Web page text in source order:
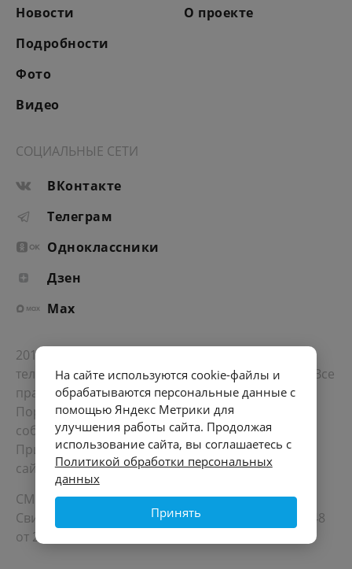
Новости
Подробности
Фото
Видео
О проекте
СОЦИАЛЬНЫЕ СЕТИ
ВКонтакте
Телеграм
Одноклассники
Дзен
Max
2012-2026 © Портал «Электронное интернет-
телевидение правительства Санкт-Петербурга». Все
права защищены.
Портал Санкт-Петербурга- о его людях, жизни,
событиях, последних новостях.
При перепечатке материалов, прямая ссылка на
сайт обязательна. Возрастное ограничение 12+.
СМИ
Свидетельство Роскомнадзора ЭЛ № ФС 77 - 72748
от 22.05.2018
На сайте используются cookie-файлы и
обрабатываются персональные данные с
помощью Яндекс Метрики для
улучшения работы сайта. Продолжая
использование сайта, вы соглашаетесь с
Политикой обработки персональных
данных
Принять